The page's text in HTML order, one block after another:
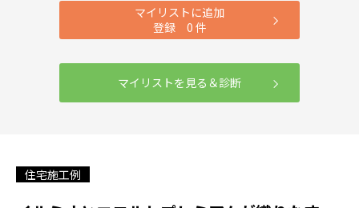
マイリストに追加
登録 0 件
マイリストを見る＆診断
住宅施工例